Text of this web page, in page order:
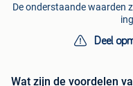
De onderstaande waarden
Deel
Wat zijn de voordelen